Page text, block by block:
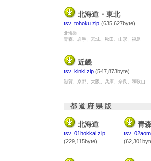
北海道・東北
tsv_tohoku.zip (635,627byte)
北海道
青森、岩手、宮城、秋田、山形、福島
近畿
tsv_kinki.zip (547,873byte)
滋賀、京都、大阪、兵庫、奈良、和歌山
都 道 府 県 版
北海道
tsv_01hokkai.zip
(229,115byte)
青